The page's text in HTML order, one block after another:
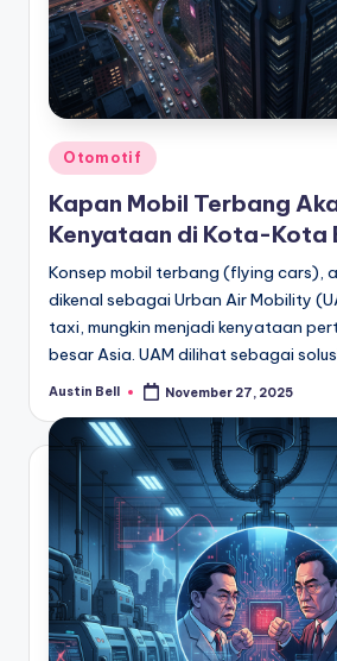
Posted
in
Otomotif
Kapan Mobil Terbang
Kenyataan di Kota-Kota
Konsep mobil terbang (flying cars),
dikenal sebagai Urban Air Mobility
taxi, mungkin menjadi kenyataan
besar Asia. UAM dilihat sebagai
Posted
Austin Bell November 27, 2025